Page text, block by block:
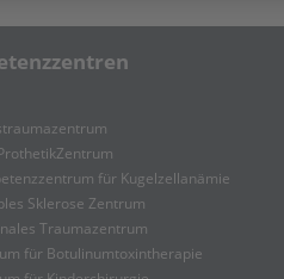
für Kugelzellanämie
Sklerose Zentrum
Traumazentrum
für Botulinumtoxintherapie